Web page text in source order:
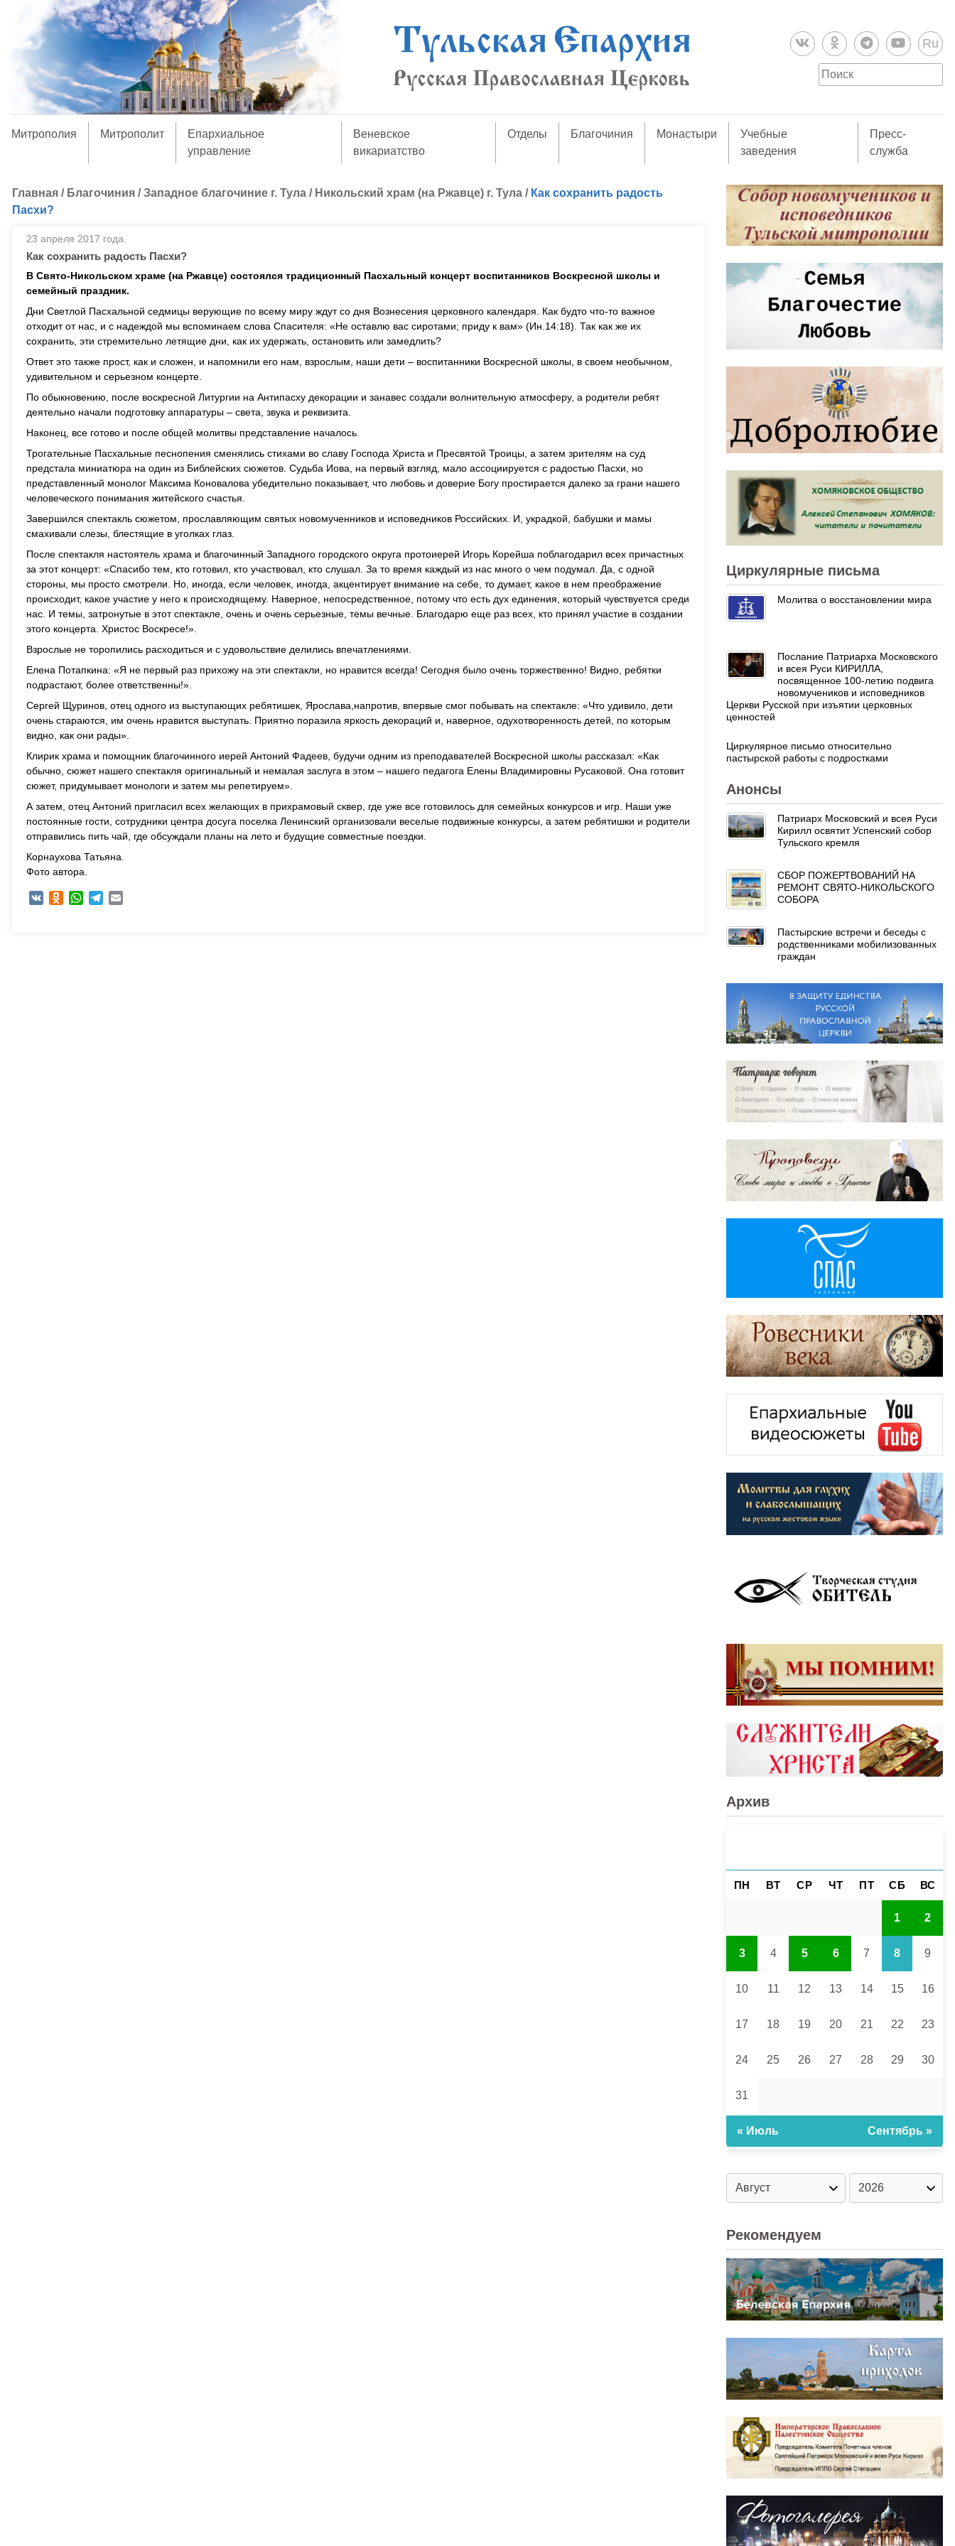
Ru
Митрополия Митрополит
Епархиальное
управление
Веневское
викариатство
Отделы Благочиния Монастыри
Учебные
заведения
Пресс-
служба
Главная / Благочиния /Западное благочиние г. Тула / Никольский храм (на Ржавце) г. Тула / Как сохранить радость
Пасхи?
23 апреля 2017 года.
Как сохранить радость Пасхи?
В Свято-Никольском храме (на Ржавце) состоялся традиционный Пасхальный концерт воспитанников Воскресной школы и
семейный праздник.
Дни Светлой Пасхальной седмицы верующие по всему миру ждут со дня Вознесения церковного календаря. Как будто что-то важное
отходит от нас, и с надеждой мы вспоминаем слова Спасителя: «Не оставлю вас сиротами; приду к вам» (Ин.14:18). Так как же их
сохранить, эти стремительно летящие дни, как их удержать, остановить или замедлить?
Ответ это также прост, как и сложен, и напомнили его нам, взрослым, наши дети – воспитанники Воскресной школы, в своем необычном,
удивительном и серьезном концерте.
По обыкновению, после воскресной Литургии на Антипасху декорации и занавес создали волнительную атмосферу, а родители ребят
деятельно начали подготовку аппаратуры – света, звука и реквизита.
Наконец, все готово и после общей молитвы представление началось.
Трогательные Пасхальные песнопения сменялись стихами во славу Господа Христа и Пресвятой Троицы, а затем зрителям на суд
предстала миниатюра на один из Библейских сюжетов. Судьба Иова, на первый взгляд, мало ассоциируется с радостью Пасхи, но
представленный монолог Максима Коновалова убедительно показывает, что любовь и доверие Богу простирается далеко за грани нашего
человеческого понимания житейского счастья.
Завершился спектакль сюжетом, прославляющим святых новомученников и исповедников Российских. И, украдкой, бабушки и мамы
смахивали слезы, блестящие в уголках глаз.
После спектакля настоятель храма и благочинный Западного городского округа протоиерей Игорь Корейша поблагодарил всех причастных
за этот концерт: «Спасибо тем, кто готовил, кто участвовал, кто слушал. За то время каждый из нас много о чем подумал. Да, с одной
стороны, мы просто смотрели. Но, иногда, если человек, иногда, акцентирует внимание на себе, то думает, какое в нем преображение
происходит, какое участие у него к происходящему. Наверное, непосредственное, потому что есть дух единения, который чувствуется среди
нас. И темы, затронутые в этот спектакле, очень и очень серьезные, темы вечные. Благодарю еще раз всех, кто принял участие в создании
этого концерта. Христос Воскресе!».
Взрослые не торопились расходиться и с удовольствие делились впечатлениями.
Елена Потапкина: «Я не первый раз прихожу на эти спектакли, но нравится всегда! Сегодня было очень торжественно! Видно, ребятки
подрастают, более ответственны!».
Сергей Щуринов, отец одного из выступающих ребятишек, Ярослава,напротив, впервые смог побывать на спектакле: «Что удивило, дети
очень стараются, им очень нравится выступать. Приятно поразила яркость декораций и, наверное, одухотворенность детей, по которым
видно, как они рады».
Клирик храма и помощник благочинного иерей Антоний Фадеев, будучи одним из преподавателей Воскресной школы рассказал: «Как
обычно, сюжет нашего спектакля оригинальный и немалая заслуга в этом – нашего педагога Елены Владимировны Русаковой. Она готовит
сюжет, придумывает монологи и затем мы репетируем».
А затем, отец Антоний пригласил всех желающих в прихрамовый сквер, где уже все готовилось для семейных конкурсов и игр. Наши уже
постоянные гости, сотрудники центра досуга поселка Ленинский организовали веселые подвижные конкурсы, а затем ребятишки и родители
отправились пить чай, где обсуждали планы на лето и будущие совместные поездки.
Корнаухова Татьяна.
Фото автора.
VK Odnoklassniki
WhatsAppTelegram
Циркулярные письма
Молитва о восстановлении мира
Послание Патриарха Московского
и всея Руси КИРИЛЛА,
посвященное 100-летию подвига
новомучеников и исповедников
Церкви Русской при изъятии церковных
ценностей
Циркулярное письмо относительно
пастырской работы с подростками
Анонсы
Патриарх Московский и всея Руси
Кирилл освятит Успенский собор
Тульского кремля
СБОР ПОЖЕРТВОВАНИЙ НА
РЕМОНТ СВЯТО-НИКОЛЬСКОГО
СОБОРА
Пастырские встречи и беседы с
родственниками мобилизованных
граждан
Архив
ПН ВТ СР ЧТ ПТ СБ ВС
1 2
3 4 5 6 7 8 9
10 11 12 13 14 15 16
17 18 19 20 21 22 23
24 25 26 27 28 29 30
31
« Июль Сентябрь »
Рекомендуем